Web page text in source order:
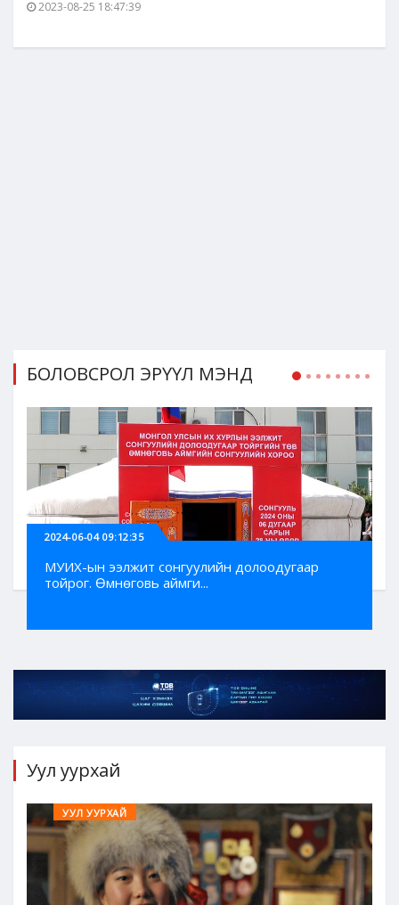
2023-08-25 18:47:39
БОЛОВСРОЛ ЭРҮҮЛ МЭНД
2024-06-04 09:12:35
МУИХ-ын ээлжит сонгуулийн долоодугаар
тойрог. Өмнөговь аймги...
Уул уурхай
УУЛ УУРХАЙ